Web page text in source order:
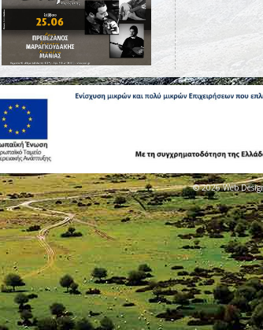
© 2026 Web